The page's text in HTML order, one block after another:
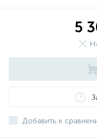
5
Добавить к